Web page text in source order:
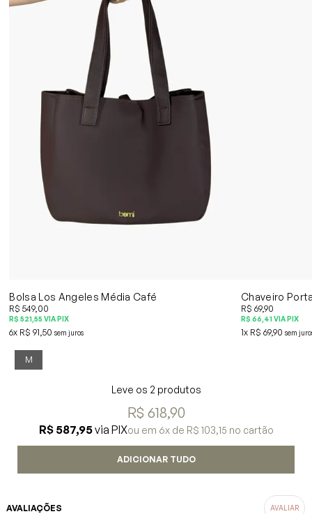
Bolsa Los Angeles Média Café
R$ 521,55 VIA PIX
R$ 549,00
6x R$ 91,50sem juros
M
Chaveiro
R$ 66,41VIA PIX
R$ 69,90
1x R$ 69,90 sem
Leve os 2 produtos
R$ 618,90
R$ 587,95via PIX 6x R$ 103,15
AVALIAÇÕES